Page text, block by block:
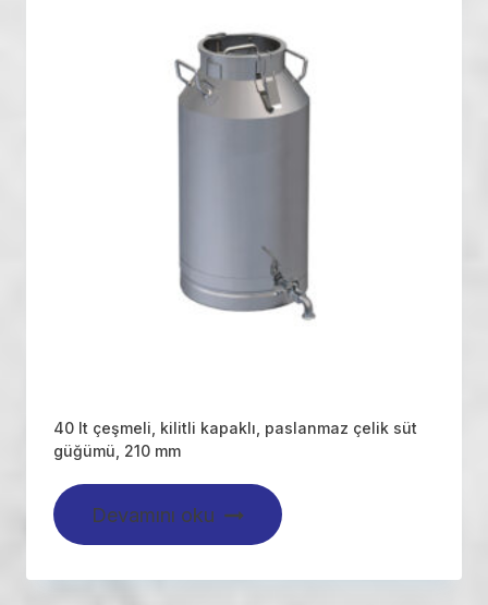
40 lt çeşmeli, kilitli kapaklı, paslanmaz çelik süt
güğümü, 210 mm
Devamını oku